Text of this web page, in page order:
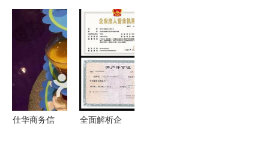
学习热潮涌
动，赋能产
业新生
人赛道，行
业龙头已构
建壁垒
仕华商务信
全面解析企